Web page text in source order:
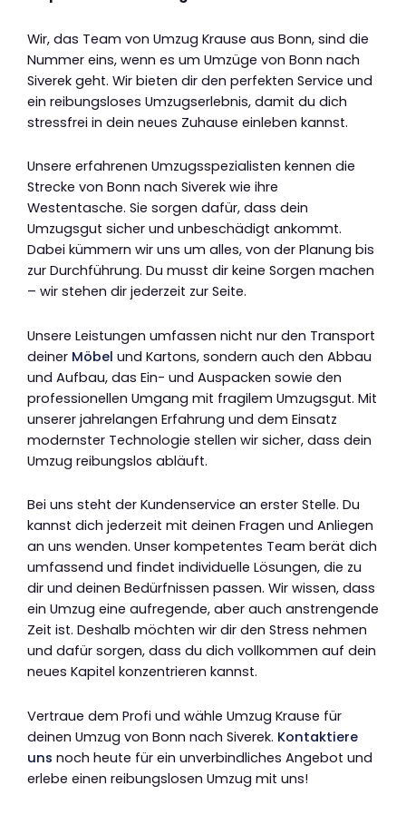
Wir, das Team von Umzug Krause aus Bonn, sind die
Nummer eins, wenn es um Umzüge von Bonn nach
Siverek geht. Wir bieten dir den perfekten Service und
ein reibungsloses Umzugserlebnis, damit du dich
stressfrei in dein neues Zuhause einleben kannst.
Unsere erfahrenen Umzugsspezialisten kennen die
Strecke von Bonn nach Siverek wie ihre
Westentasche. Sie sorgen dafür, dass dein
Umzugsgut sicher und unbeschädigt ankommt.
Dabei kümmern wir uns um alles, von der Planung bis
zur Durchführung. Du musst dir keine Sorgen machen
– wir stehen dir jederzeit zur Seite.
Unsere Leistungen umfassen nicht nur den Transport
deiner Möbel und Kartons, sondern auch den Abbau
und Aufbau, das Ein- und Auspacken sowie den
professionellen Umgang mit fragilem Umzugsgut. Mit
unserer jahrelangen Erfahrung und dem Einsatz
modernster Technologie stellen wir sicher, dass dein
Umzug reibungslos abläuft.
Bei uns steht der Kundenservice an erster Stelle. Du
kannst dich jederzeit mit deinen Fragen und Anliegen
an uns wenden. Unser kompetentes Team berät dich
umfassend und findet individuelle Lösungen, die zu
dir und deinen Bedürfnissen passen. Wir wissen, dass
ein Umzug eine aufregende, aber auch anstrengende
Zeit ist. Deshalb möchten wir dir den Stress nehmen
und dafür sorgen, dass du dich vollkommen auf dein
neues Kapitel konzentrieren kannst.
Vertraue dem Profi und wähle Umzug Krause für
deinen Umzug von Bonn nach Siverek. Kontaktiere
uns noch heute für ein unverbindliches Angebot und
erlebe einen reibungslosen Umzug mit uns!